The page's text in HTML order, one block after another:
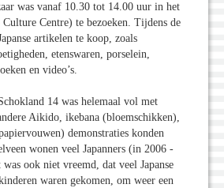
was vanaf 10.30 tot 14.00 uur in het
Centre) te bezoeken. Tijdens de
artikelen te koop, zoals
etenswaren, porselein,
en video’s.
14 was helemaal vol met
Aikido, ikebana (bloemschikken),
demonstraties konden
wonen veel Japanners (in 2006 -
was ook niet vreemd, dat veel Japanse
waren gekomen, om weer een